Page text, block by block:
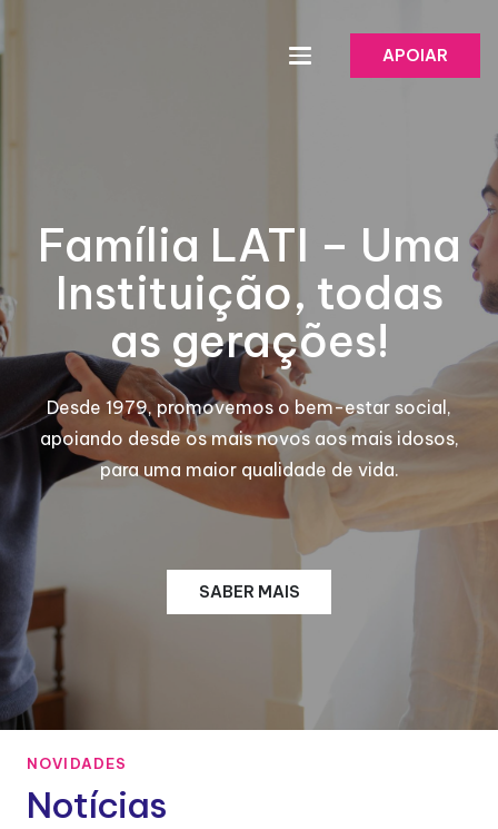
APOIAR
Família LATI – Uma
Instituição, todas
as gerações!
Desde 1979, promovemos o bem-estar social,
apoiando desde os mais novos aos mais idosos,
para uma maior qualidade de vida.
SABER MAIS
NOVIDADES
Notícias